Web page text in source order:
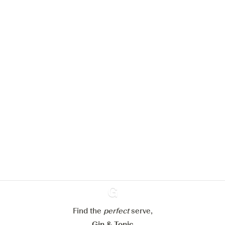
Ginventory
Find the perfectserve,
Paramétrer mes cookies
Refuser tout Accepter tout